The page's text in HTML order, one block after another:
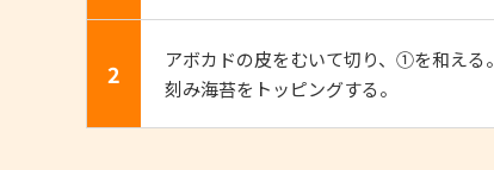
2
アボカドの皮をむいて切り、①を和える。
刻み海苔をトッピングする。